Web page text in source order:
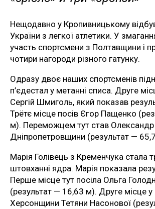
Нещодавно у Кропивницькому
України з легкої атлетики. У
участь спортсмени з Полтавщини і
чотири нагороди різного гатунку.
Одразу двоє наших спортсменів
п’єдестал у метанні списа. Друге
Сергій Шмиголь, який показав
Трётє місце посів Єгор Пащенко
м). Переможцем тут став Олександр
Дніпропетровщини (результат —
Марія Голівець з Кременчука стала
штовханні ядра. Марія показала
Перше місце тут посіла Ольга
(результат — 16,63 м). Друге місце у
Херсонщини Тетяни Насонової